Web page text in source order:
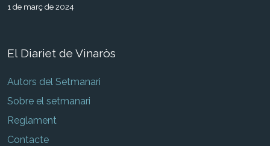
1 de març de 2024
El Diariet de Vinaròs
Autors del Setmanari
Sobre el setmanari
Reglament
Contacte